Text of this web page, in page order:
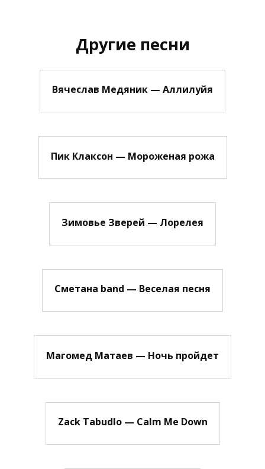
Другие песни
Вячеслав Медяник — Аллилуйя
Пик Клаксон — Мороженая рожа
Зимовье Зверей — Лорелея
Сметана band — Веселая песня
Магомед Матаев — Ночь пройдет
Zack Tabudlo — Calm Me Down